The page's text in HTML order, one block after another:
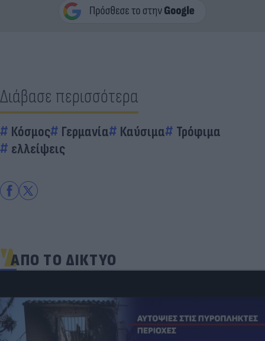
Διάβασε περισσότερα
Κόσμος Γερμανία Καύσιμα
Τρόφιμα
ελλείψεις
ΑΠΟ ΤΟ ΔΙΚΤΥΟ